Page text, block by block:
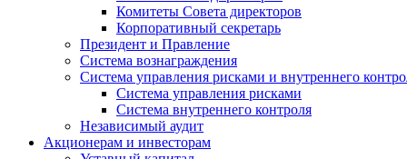
Комитеты Совета директоров
Корпоративный секретарь
Президент и Правление
Система вознаграждения
Система управления рисками и внутреннего
Система управления рисками
Система внутреннего контроля
Независимый аудит
Акционерам и инвесторам